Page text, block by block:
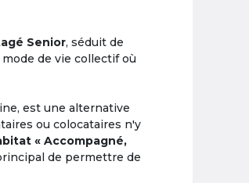
Senior, séduit de
de vie collectif où
est une alternative
ou colocataires n'y
« Accompagné,
de permettre de